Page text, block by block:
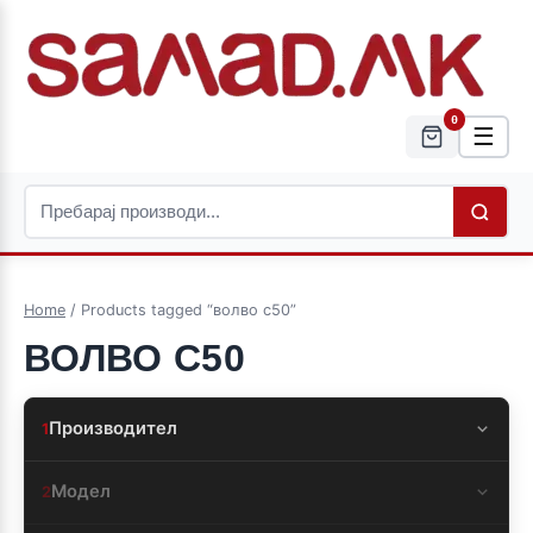
0
☰
Home / Products tagged “волво с50”
ВОЛВО С50
1Производител
2Модел